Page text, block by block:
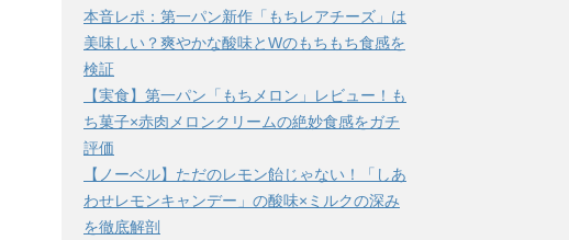
本音レポ：第一パン新作「もちレアチーズ」は
美味しい？爽やかな酸味とWのもちもち食感を
検証
【実食】第一パン「もちメロン」レビュー！も
ち菓子×赤肉メロンクリームの絶妙食感をガチ
評価
【ノーベル】ただのレモン飴じゃない！「しあ
わせレモンキャンデー」の酸味×ミルクの深み
を徹底解剖